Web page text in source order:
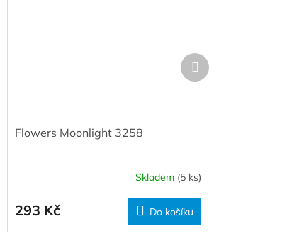
Flowers Moonlight 3258
Skladem (5 ks)
293 Kč Do košíku
Další
produkt